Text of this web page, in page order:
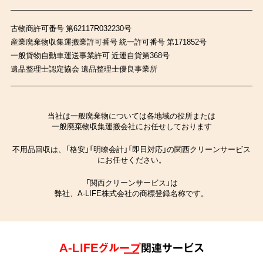
古物商許可番号 第62117R032230号
産業廃棄物収集運搬業許可番号 統一許可番号 第171852号
一般貨物自動車運送事業許可 近運自貨第368号
遺品整理士認定協会 遺品整理士優良事業所
当社は一般廃棄物については各地域の役所または
一般廃棄物収集運搬会社にお任せしております
不用品回収は、「格安」「明瞭会計」「即日対応」の関西クリーンサービス
にお任せください。
「関西クリーンサービス」は
弊社、A-LIFE株式会社の商標登録名称です。
A-LIFEグループ関連サービス